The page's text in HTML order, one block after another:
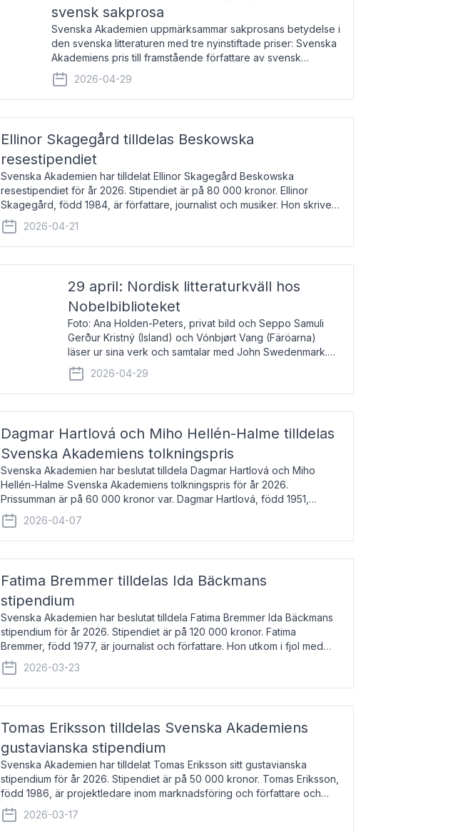
svensk sakprosa
Svenska Akademien uppmärksammar sakprosans betydelse i
den svenska litteraturen med tre nyinstiftade priser: Svenska
Akademiens pris till framstående författare av svensk
sakprosa som i år går till Magnus Västerbro, Svenska
Akademiens pris
2026-04-29
Ellinor Skagegård tilldelas Beskowska
resestipendiet
Svenska Akademien har tilldelat Ellinor Skagegård Beskowska
resestipendiet för år 2026. Stipendiet är på 80 000 kronor. Ellinor
Skagegård, född 1984, är författare, journalist och musiker. Hon skriver
återkommande för Svenska Dagbladet, Ups
2026-04-21
29 april: Nordisk litteraturkväll hos
Nobelbiblioteket
Foto: Ana Holden-Peters, privat bild och Seppo Samuli
Gerður Kristný (Island) och Vónbjørt Vang (Färöarna)
läser ur sina verk och samtalar med John Swedenmark.
De läser upp på färöiska, isländska och svenska och talar
om språk och poesi – o
2026-04-29
Dagmar Hartlová och Miho Hellén-Halme tilldelas
Svenska Akademiens tolkningspris
Svenska Akademien har beslutat tilldela Dagmar Hartlová och Miho
Hellén-Halme Svenska Akademiens tolkningspris för år 2026.
Prissumman är på 60 000 kronor var. Dagmar Hartlová, född 1951,
översätter huvudsakligen från svenska till tjeckiska
2026-04-07
Fatima Bremmer tilldelas Ida Bäckmans
stipendium
Svenska Akademien har beslutat tilldela Fatima Bremmer Ida Bäckmans
stipendium för år 2026. Stipendiet är på 120 000 kronor. Fatima
Bremmer, född 1977, är journalist och författare. Hon utkom i fjol med
boken Ligan. Klarakvarterens blodsyst
2026-03-23
Tomas Eriksson tilldelas Svenska Akademiens
gustavianska stipendium
Svenska Akademien har tilldelat Tomas Eriksson sitt gustavianska
stipendium för år 2026. Stipendiet är på 50 000 kronor. Tomas Eriksson,
född 1986, är projektledare inom marknadsföring och författare och
utkom i fjol med boken Syndabocken.
2026-03-17